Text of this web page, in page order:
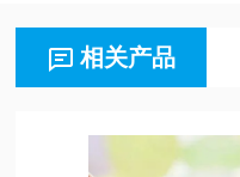
相关产品